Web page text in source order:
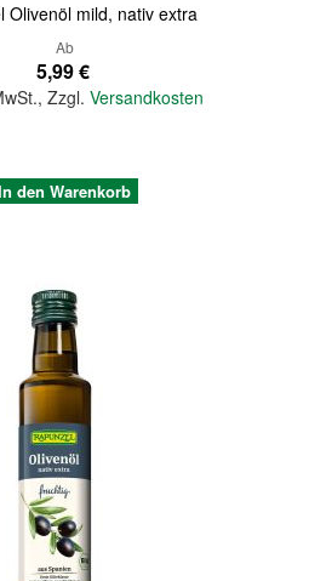
Olivenöl mild, nativ extra
Ab
5,99 €
,Zzgl.Versandkosten
den Warenkorb